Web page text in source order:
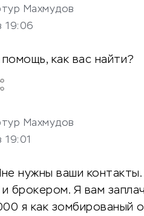
Махмудов
нужны ваши
брокером. Я вам
я как зомбированый
Махмудов
19:06
как вас найти?